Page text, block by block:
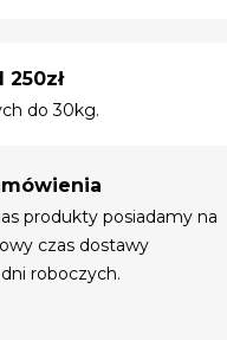
do 30kg.
produkty posiadamy na
czas dostawy
roboczych.